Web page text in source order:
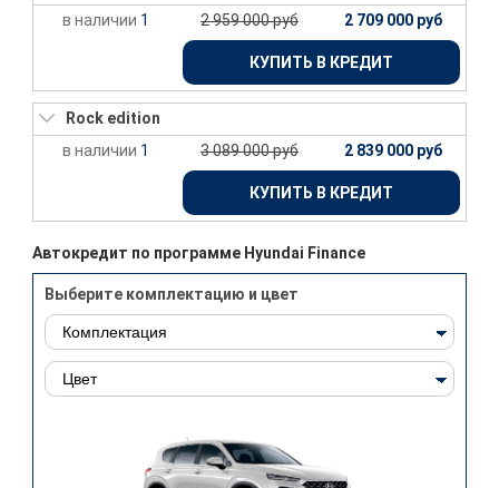
1
2 959 000 руб 2 709 000 руб
КУПИТЬ В КРЕДИТ
Rock edition
1
3 089 000 руб 2 839 000 руб
КУПИТЬ В КРЕДИТ
Автокредит по программе Hyundai Finance
Выберите комплектацию и цвет